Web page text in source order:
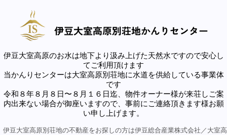
伊豆大室高原のお水は地下より汲み上げた天然水ですので安心し
てご利用頂けます
当かんりセンターは大室高原別荘地に水道を供給している事業体
です
令和８年８月８日〜８月１６日迄、物件オーナー様が来荘しご案
内出来ない場合が御座いますので、事前にご連絡頂きます様お願
い申し上げます。
伊豆大室高原別荘地の不動産をお探しの方は伊豆総合産業株式会社／大室高